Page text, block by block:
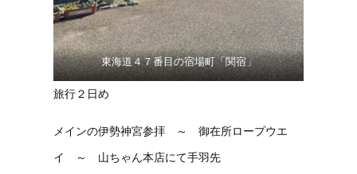
東海道４７番目の宿場町「関宿」
旅行２日め
メインの伊勢神宮参拝 ～ 御在所ロープウエ
イ ～ 山ちゃん本店にて手羽先